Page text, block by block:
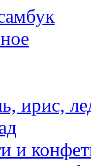
ирис,
и